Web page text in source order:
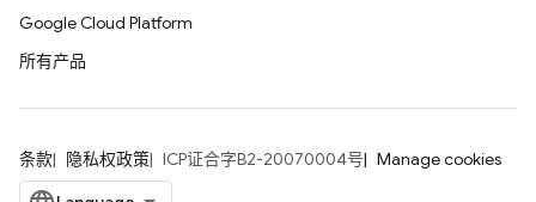
Google Cloud Platform
所有产品
条款 隐私权政策 ICP证合字B2-20070004号 Manage cookies